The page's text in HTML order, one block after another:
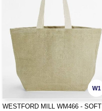
W1
WESTFORD MILL WM466 - SOFT